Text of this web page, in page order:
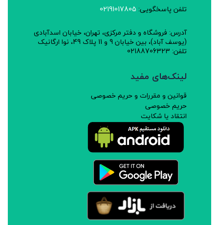
طبع:سرد
این مجموعه پژوهشی از کود و سموم شیمیایی درمزارع خود
سالم متعهد است.
نحوه استفاده:
ادویه مورد استفاده است.
تلفن پاسخگویی: 02191017805
آدرس: فروشگاه و دفتر مرکزی، تهران، خیابان اسدآبادی
(یوسف آباد)، بین خیابان 9 و 11 پلاک 49، نوا ارگانیک
تلفن: 02188706323
لینک‌های مفید
قوانین و مقررات و حریم خصوصی
حریم خصوصی
انتقاد یا شکایت